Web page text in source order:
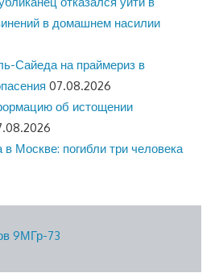
в домашнем насилии
Сайеда на праймериз в
07.08.2026
об истощении
Москве: погибли три человека
9МГр-73